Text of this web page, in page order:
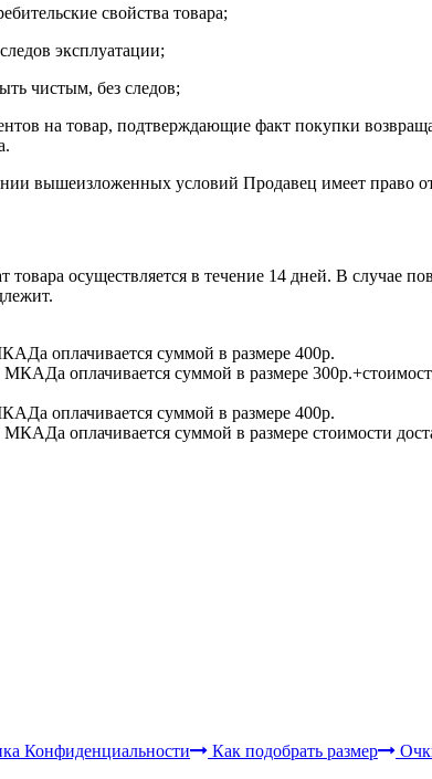
свойства товара;
эксплуатации;
чистым, без следов;
на товар, подтверждающие факт покупки
вышеизложенных условий Продавец имеет право
товара осуществляется в течение 14 дней. В случае
оплачивается суммой в размере 400р.
оплачивается суммой в размере
оплачивается суммой в размере 400р.
МКАДа оплачивается суммой в размере стоимости
Конфиденциальности Как подобрать размер